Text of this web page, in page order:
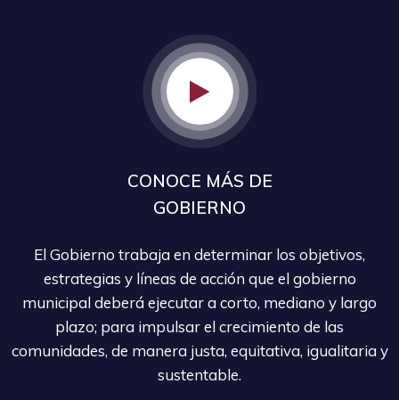
CONOCE MÁS DE
GOBIERNO
El Gobierno trabaja en determinar los objetivos,
estrategias y líneas de acción que el gobierno
municipal deberá ejecutar a corto, mediano y largo
plazo; para impulsar el crecimiento de las
comunidades, de manera justa, equitativa, igualitaria y
sustentable.